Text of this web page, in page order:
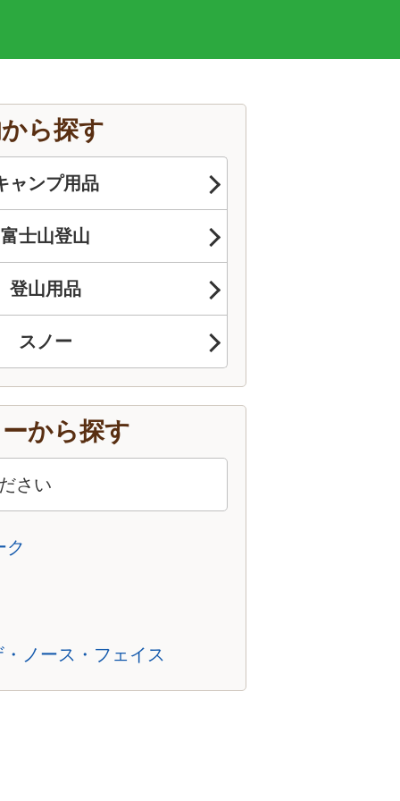
から探す
ャンプ用品
富士山登山
登山用品
スノー
から探す
ク
ノース・フェイス